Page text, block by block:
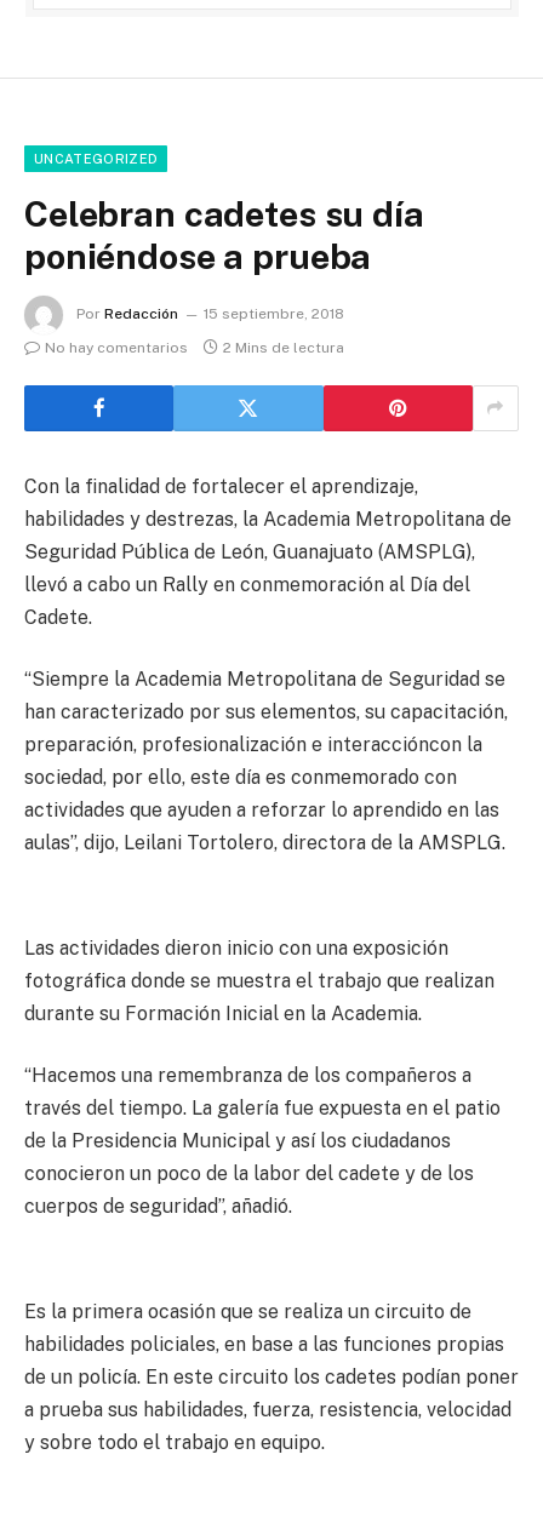
UNCATEGORIZED
Celebran cadetes su día
poniéndose a prueba
Por Redacción
15 septiembre, 2018
No hay comentarios
2 Mins de lectura
Con la finalidad de fortalecer el aprendizaje,
habilidades y destrezas, la Academia Metropolitana de
Seguridad Pública de León, Guanajuato (AMSPLG),
llevó a cabo un Rally en conmemoración al Día del
Cadete.
“Siempre la Academia Metropolitana de Seguridad se
han caracterizado por sus elementos, su capacitación,
preparación, profesionalización e interaccióncon la
sociedad, por ello, este día es conmemorado con
actividades que ayuden a reforzar lo aprendido en las
aulas”, dijo, Leilani Tortolero, directora de la AMSPLG.
Las actividades dieron inicio con una exposición
fotográfica donde se muestra el trabajo que realizan
durante su Formación Inicial en la Academia.
“Hacemos una remembranza de los compañeros a
través del tiempo. La galería fue expuesta en el patio
de la Presidencia Municipal y así los ciudadanos
conocieron un poco de la labor del cadete y de los
cuerpos de seguridad”, añadió.
Es la primera ocasión que se realiza un circuito de
habilidades policiales, en base a las funciones propias
de un policía. En este circuito los cadetes podían poner
a prueba sus habilidades, fuerza, resistencia, velocidad
y sobre todo el trabajo en equipo.